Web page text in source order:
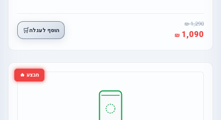
1,290
1,090 הוסף לעגלה🛒
מבצע 🔥